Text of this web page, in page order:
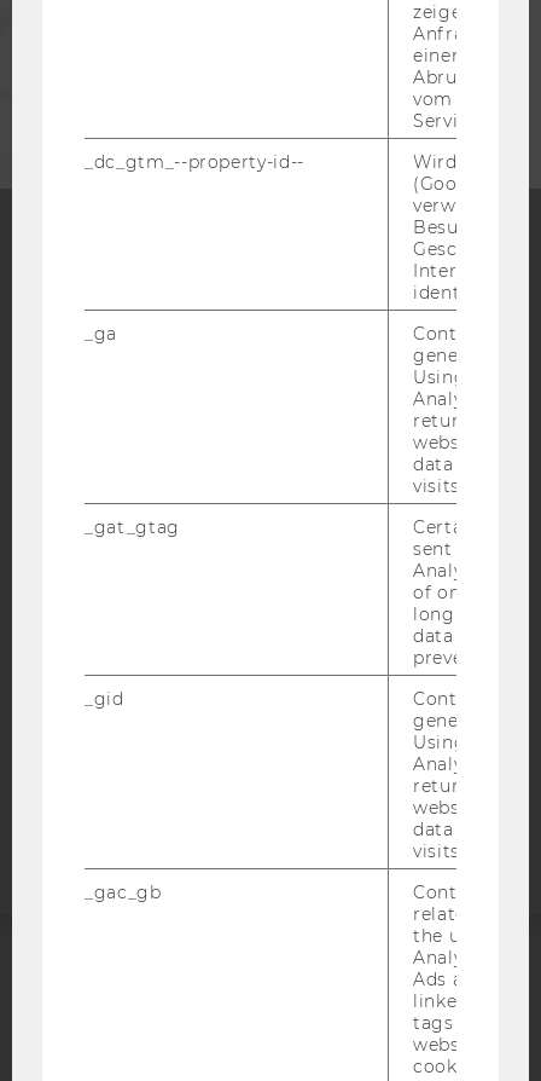
Blog
Bluesky
BARRIEREFREIHEITSERKLÄRUNG WEBSEITE
DATENSCHUTZERKLÄRUNG SOCIAL MEDIA
STUDIENBEWERBER*INNEN UND STUDIERENDE
Barrierefreiheitserklärung
zeigen Opt-
Anfrage im
einen Fehler
Abrufen
vom AMP
Service an.
_dc_gtm_--property-id--
Wird von
(Google Tag
verwendet,
Besucher
Geschlecht
Interessen zu
identifizieren.
_ga
Contains a
generated
Using this
Analytics can
returning
website and
data from
visits.
_gat_gtag
Certain data
sent to
Analytics a
of once per
long as it is
data
prevented.
_gid
Contains a
generated
Using this
Analytics can
returning
website and
data from
visits.
_gac_gb
Contains
related
the user. If
Analytics and
Ads accounts
linked, the
tags on the
website read
cookie.